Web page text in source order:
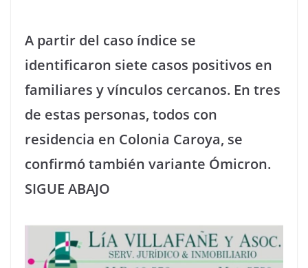
A partir del caso índice se
identificaron siete casos positivos en
familiares y vínculos cercanos. En tres
de estas personas, todos con
residencia en Colonia Caroya, se
confirmó también variante Ómicron.
SIGUE ABAJO